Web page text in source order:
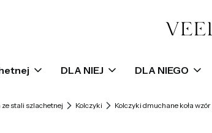
DLA NIEJ DLA NIEGO
stali szlachetnej Kolczyki Kolczyki dmuchane koła wzór